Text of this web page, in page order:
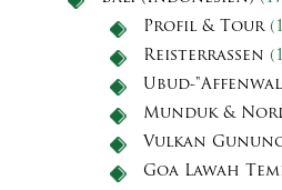
Profil & Tour
Reisterrassen
Ubud-
Munduk &
Vulkan
Goa Lawah